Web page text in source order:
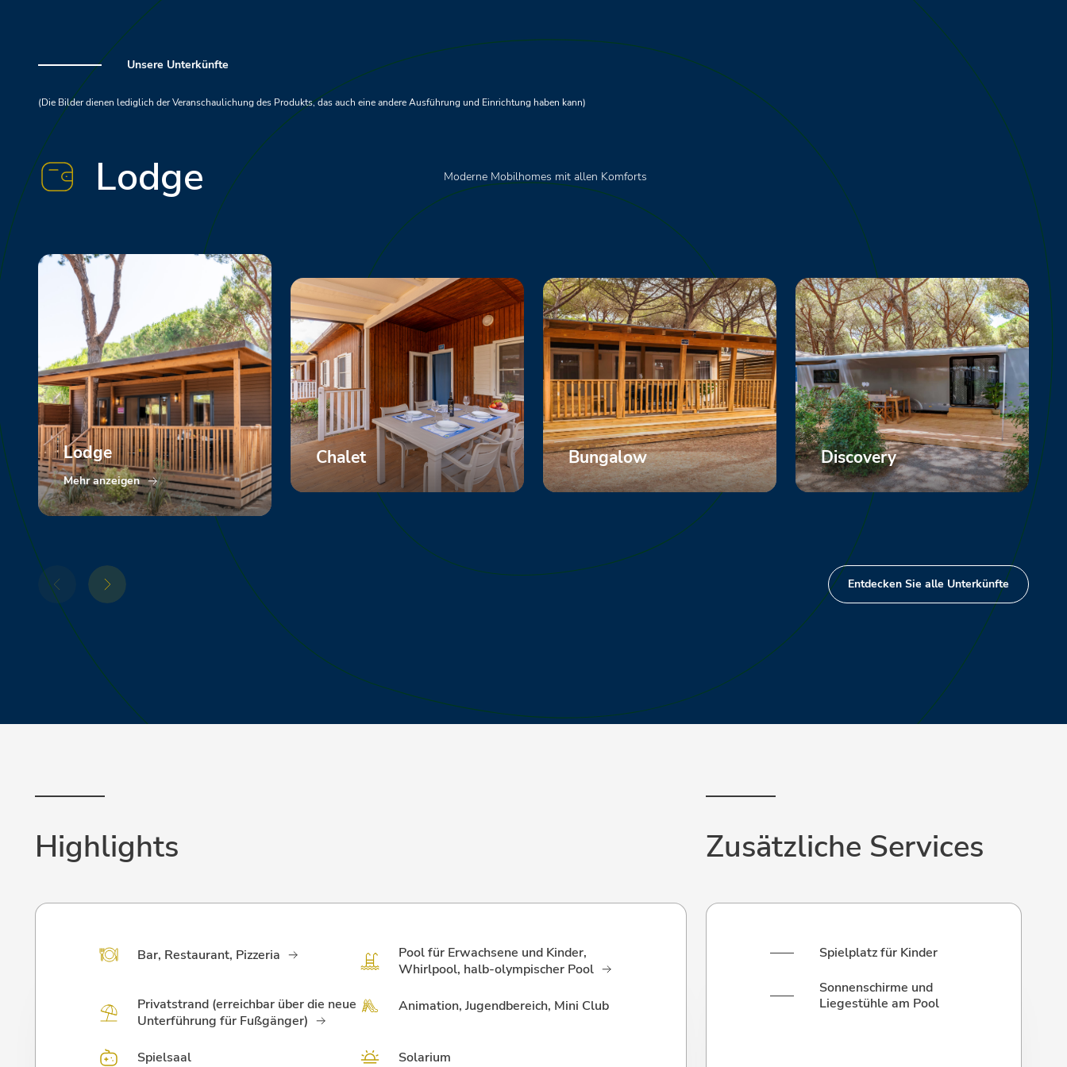
Unsere Unterkünfte
(Die Bilder dienen lediglich der Veranschaulichung des Produkts, das auch eine andere Ausführung und Einrichtung haben kann)
Lodge Moderne Mobilhomes mit allen Komforts
Lodge
Mehr anzeigen
Chalet
Mehr anzeigen
Bungalow
Mehr anzeigen
Discovery
Mehr anzeigen
Entdecken Sie alle Unterkünfte
Highlights
Bar, Restaurant, Pizzeria
Pool für Erwachsene und Kinder,
Whirlpool, halb-olympischer Pool
Privatstrand (erreichbar über die neue
Unterführung für Fußgänger)
Animation, Jugendbereich, Mini Club
Spielsaal Solarium
Zusätzliche Services
Spielplatz für Kinder
Sonnenschirme und
Liegestühle am Pool